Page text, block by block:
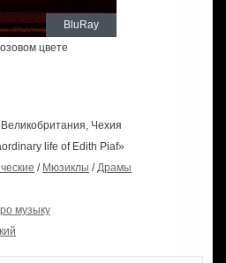
BluRay
цвете
Чехия
life of Edith Piaf»
/ Мюзиклы / Драмы
музыку